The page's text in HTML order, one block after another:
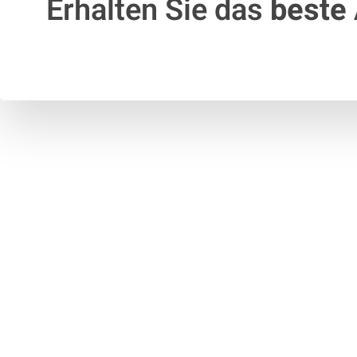
Erhalten Sie das